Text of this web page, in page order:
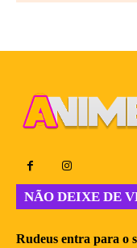
NÃO DEIXE DE
Rudeus entra para o